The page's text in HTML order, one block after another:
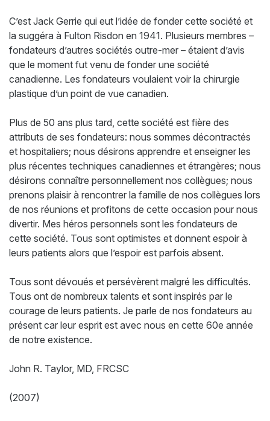
C’est Jack Gerrie qui eut l’idée de fonder cette société et
la suggéra à Fulton Risdon en 1941. Plusieurs membres –
fondateurs d’autres sociétés outre-mer – étaient d’avis
que le moment fut venu de fonder une société
canadienne. Les fondateurs voulaient voir la chirurgie
plastique d’un point de vue canadien.
Plus de 50 ans plus tard, cette société est fière des
attributs de ses fondateurs: nous sommes décontractés
et hospitaliers; nous désirons apprendre et enseigner les
plus récentes techniques canadiennes et étrangères; nous
désirons connaître personnellement nos collègues; nous
prenons plaisir à rencontrer la famille de nos collègues lors
de nos réunions et profitons de cette occasion pour nous
divertir. Mes héros personnels sont les fondateurs de
cette société. Tous sont optimistes et donnent espoir à
leurs patients alors que l’espoir est parfois absent.
Tous sont dévoués et persévèrent malgré les difficultés.
Tous ont de nombreux talents et sont inspirés par le
courage de leurs patients. Je parle de nos fondateurs au
présent car leur esprit est avec nous en cette 60e année
de notre existence.
John R. Taylor, MD, FRCSC
(2007)